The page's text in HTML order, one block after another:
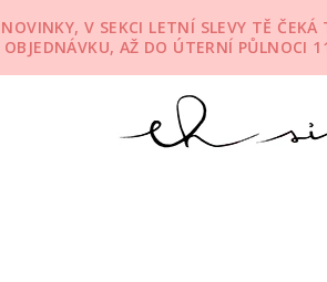
V SEKCI LETNÍ SLEVY TĚ
OBJEDNÁVKU, AŽ DO ÚTERNÍ PŮLNOCI